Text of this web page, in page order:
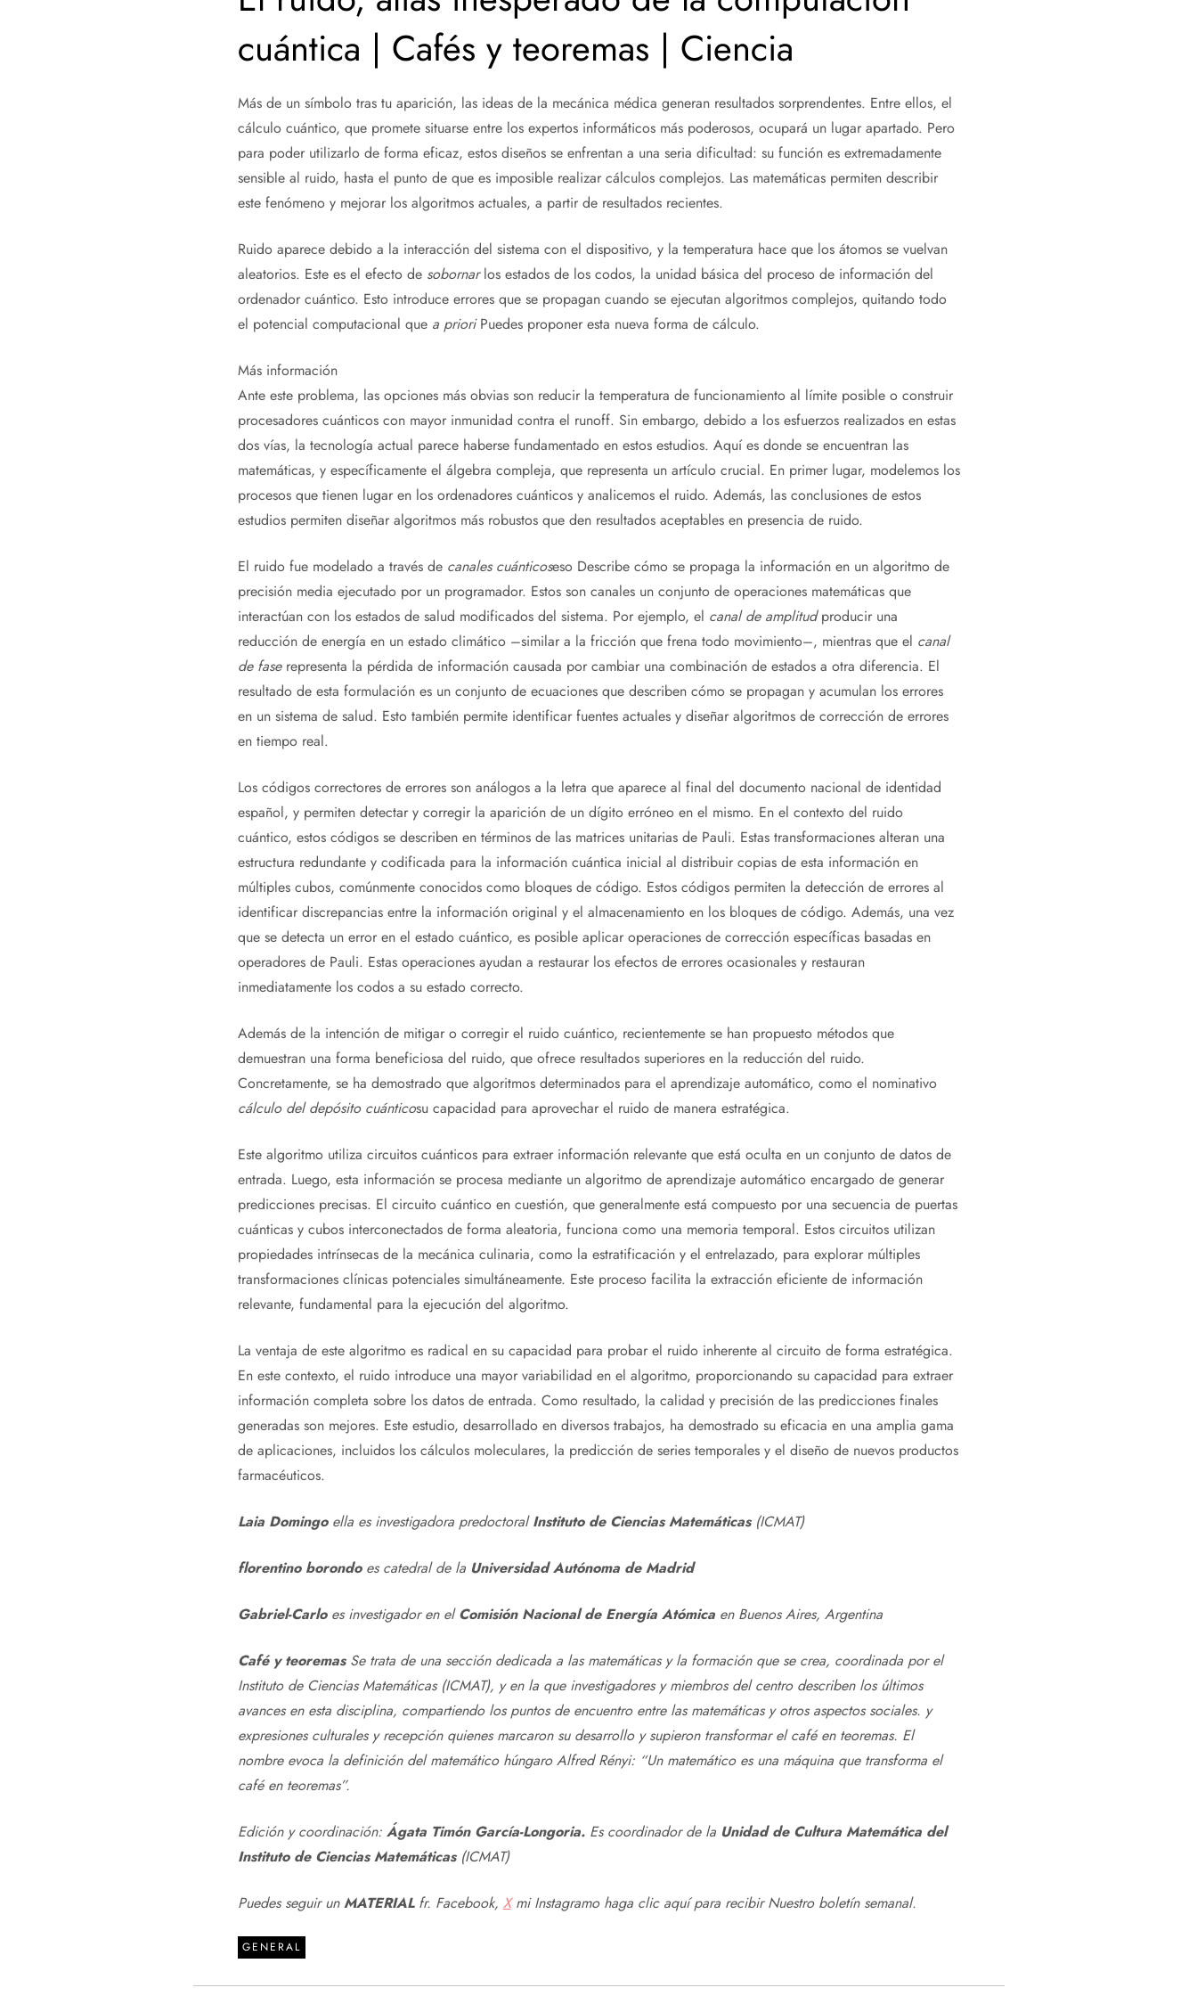
cuántica | Cafés y teoremas | Ciencia
Más de un símbolo tras tu aparición, las ideas de la mecánica médica generan resultados sorprendentes. Entre ellos, el
cálculo cuántico, que promete situarse entre los expertos informáticos más poderosos, ocupará un lugar apartado. Pero
para poder utilizarlo de forma eficaz, estos diseños se enfrentan a una seria dificultad: su función es extremadamente
sensible al ruido, hasta el punto de que es imposible realizar cálculos complejos. Las matemáticas permiten describir
este fenómeno y mejorar los algoritmos actuales, a partir de resultados recientes.
Ruido aparece debido a la interacción del sistema con el dispositivo, y la temperatura hace que los átomos se vuelvan
aleatorios. Este es el efecto desobornarlos estados de los codos, la unidad básica del proceso de información del
ordenador cuántico. Esto introduce errores que se propagan cuando se ejecutan algoritmos complejos, quitando todo
el potencial computacional que a prioriPuedes proponer esta nueva forma de cálculo.
Más información
Ante este problema, las opciones más obvias son reducir la temperatura de funcionamiento al límite posible o construir
procesadores cuánticos con mayor inmunidad contra el runoff. Sin embargo, debido a los esfuerzos realizados en estas
dos vías, la tecnología actual parece haberse fundamentado en estos estudios. Aquí es donde se encuentran las
matemáticas, y específicamente el álgebra compleja, que representa un artículo crucial. En primer lugar, modelemos los
procesos que tienen lugar en los ordenadores cuánticos y analicemos el ruido. Además, las conclusiones de estos
estudios permiten diseñar algoritmos más robustos que den resultados aceptables en presencia de ruido.
El ruido fue modelado a través de canales cuánticoseso Describe cómo se propaga la información en un algoritmo de
precisión media ejecutado por un programador. Estos son canales un conjunto de operaciones matemáticas que
interactúan con los estados de salud modificados del sistema. Por ejemplo, el canal de amplitudproducir una
reducción de energía en un estado climático –similar a la fricción que frena todo movimiento–, mientras que el canal
de faserepresenta la pérdida de información causada por cambiar una combinación de estados a otra diferencia. El
resultado de esta formulación es un conjunto de ecuaciones que describen cómo se propagan y acumulan los errores
en un sistema de salud. Esto también permite identificar fuentes actuales y diseñar algoritmos de corrección de errores
en tiempo real.
Los códigos correctores de errores son análogos a la letra que aparece al final del documento nacional de identidad
español, y permiten detectar y corregir la aparición de un dígito erróneo en el mismo. En el contexto del ruido
cuántico, estos códigos se describen en términos de las matrices unitarias de Pauli. Estas transformaciones alteran una
estructura redundante y codificada para la información cuántica inicial al distribuir copias de esta información en
múltiples cubos, comúnmente conocidos como bloques de código. Estos códigos permiten la detección de errores al
identificar discrepancias entre la información original y el almacenamiento en los bloques de código. Además, una vez
que se detecta un error en el estado cuántico, es posible aplicar operaciones de corrección específicas basadas en
operadores de Pauli. Estas operaciones ayudan a restaurar los efectos de errores ocasionales y restauran
inmediatamente los codos a su estado correcto.
Además de la intención de mitigar o corregir el ruido cuántico, recientemente se han propuesto métodos que
demuestran una forma beneficiosa del ruido, que ofrece resultados superiores en la reducción del ruido.
Concretamente, se ha demostrado que algoritmos determinados para el aprendizaje automático, como el nominativo
cálculo del depósito cuánticosu capacidad para aprovechar el ruido de manera estratégica.
Este algoritmo utiliza circuitos cuánticos para extraer información relevante que está oculta en un conjunto de datos de
entrada. Luego, esta información se procesa mediante un algoritmo de aprendizaje automático encargado de generar
predicciones precisas. El circuito cuántico en cuestión, que generalmente está compuesto por una secuencia de puertas
cuánticas y cubos interconectados de forma aleatoria, funciona como una memoria temporal. Estos circuitos utilizan
propiedades intrínsecas de la mecánica culinaria, como la estratificación y el entrelazado, para explorar múltiples
transformaciones clínicas potenciales simultáneamente. Este proceso facilita la extracción eficiente de información
relevante, fundamental para la ejecución del algoritmo.
La ventaja de este algoritmo es radical en su capacidad para probar el ruido inherente al circuito de forma estratégica.
En este contexto, el ruido introduce una mayor variabilidad en el algoritmo, proporcionando su capacidad para extraer
información completa sobre los datos de entrada. Como resultado, la calidad y precisión de las predicciones finales
generadas son mejores. Este estudio, desarrollado en diversos trabajos, ha demostrado su eficacia en una amplia gama
de aplicaciones, incluidos los cálculos moleculares, la predicción de series temporales y el diseño de nuevos productos
farmacéuticos.
Laia Domingoella es investigadora predoctoralInstituto de Ciencias Matemáticas(ICMAT)
florentino borondoes catedral de la Universidad Autónoma de Madrid
Gabriel-Carlo es investigador en elComisión Nacional de Energía Atómica en Buenos Aires, Argentina
Café y teoremas Se trata de una sección dedicada a las matemáticas y la formación que se crea, coordinada por el
Instituto de Ciencias Matemáticas (ICMAT), y en la que investigadores y miembros del centro describen los últimos
avances en esta disciplina, compartiendo los puntos de encuentro entre las matemáticas y otros aspectos sociales. y
expresiones culturales y recepción quienes marcaron su desarrollo y supieron transformar el café en teoremas. El
nombre evoca la definición del matemático húngaro Alfred Rényi: “Un matemático es una máquina que transforma el
café en teoremas”.
Edición y coordinación: Ágata Timón García-Longoria. Es coordinador de la Unidad de Cultura Matemática del
Instituto de Ciencias Matemáticas(ICMAT)
Puedes seguir unMATERIALfr. Facebook, XmiInstagramo haga clic aquí para recibirNuestro boletín semanal.
GENERAL